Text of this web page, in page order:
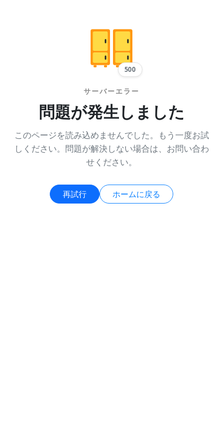
500
サーバーエラー
問題が発生しました
このページを読み込めませんでした。もう一度お試
しください。問題が解決しない場合は、お問い合わ
せください。
再試行 ホームに戻る